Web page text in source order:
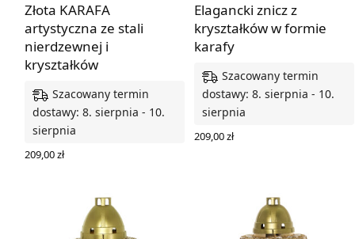
Złota KARAFA
artystyczna ze stali
nierdzewnej i
kryształków
Szacowany termin
dostawy: 8. sierpnia - 10.
sierpnia
209,00zł
Elagancki znicz z
kryształków w formie
karafy
Szacowany termin
dostawy: 8. sierpnia - 10.
sierpnia
209,00zł